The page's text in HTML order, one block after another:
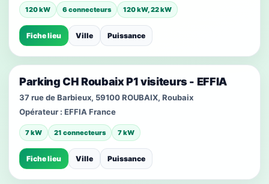
120 kW 6 connecteurs 120 kW, 22 kW
Fiche lieu Ville Puissance
Parking CH Roubaix P1 visiteurs - EFFIA
37 rue de Barbieux, 59100 ROUBAIX, Roubaix
Opérateur : EFFIA France
7 kW 21 connecteurs 7 kW
Fiche lieu Ville Puissance